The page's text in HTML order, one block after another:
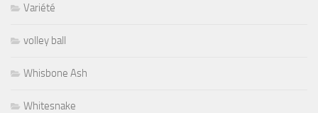
Variété
volley ball
Whisbone Ash
Whitesnake